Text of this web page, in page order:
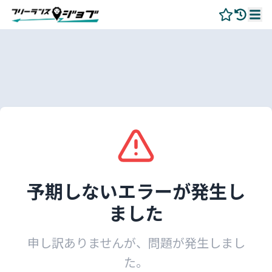
予期しないエラーが発生し
ました
申し訳ありませんが、問題が発生しまし
た。